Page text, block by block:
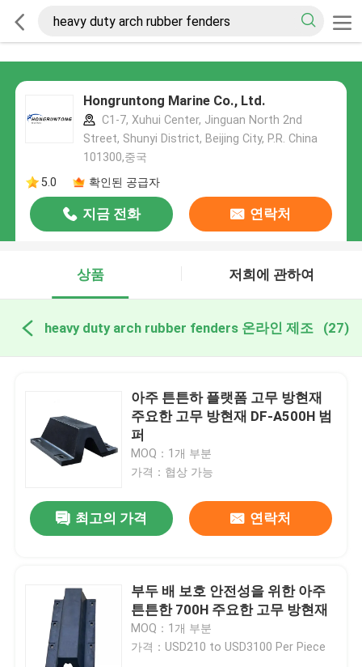
Hongruntong Marine Co., Ltd.
C1-7, Xuhui Center, Jinguan North 2nd
Street, Shunyi District, Beijing City, P.R. China
101300,중국
5.0
확인된 공급자
지금 전화 연락처
상품 저희에 관하여
heavy duty arch rubber fenders 온라인 제조 (27)
아주 튼튼하 플랫폼 고무 방현재
주요한 고무 방현재 DF-A500H 범
퍼
MOQ：1개 부분
가격：협상 가능
최고의 가격 연락처
부두 배 보호 안전성을 위한 아주
튼튼한 700H 주요한 고무 방현재
MOQ：1개 부분
가격：USD210 to USD3100 Per Piece